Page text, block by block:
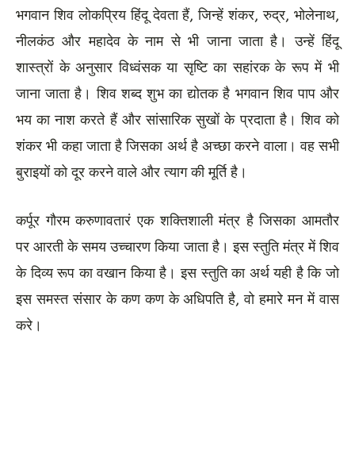
भगवान शिव लोकप्रिय हिंदू देवता हैं, जिन्हें शंकर, रुद्र, भोलेनाथ,
नीलकंठ और महादेव के नाम से भी जाना जाता है। उन्हें हिंदू
शास्त्रों के अनुसार विध्वंसक या सृष्टि का सहांरक के रूप में भी
जाना जाता है। शिव शब्द शुभ का द्योतक है भगवान शिव पाप और
भय का नाश करते हैं और सांसारिक सुखों के प्रदाता है। शिव को
शंकर भी कहा जाता है जिसका अर्थ है अच्छा करने वाला। वह सभी
बुराइयों को दूर करने वाले और त्याग की मूर्ति है।
कर्पूर गौरम करुणावतारं एक शक्तिशाली मंत्र है जिसका आमतौर
पर आरती के समय उच्चारण किया जाता है। इस स्तुति मंत्र में शिव
के दिव्य रूप का वखान किया है। इस स्तुति का अर्थ यही है कि जो
इस समस्त संसार के कण कण के अधिपति है, वो हमारे मन में वास
करे।